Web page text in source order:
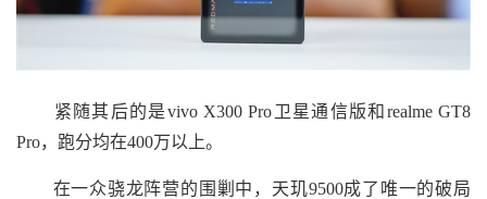
紧随其后的是vivo X300 Pro卫星通信版和realme GT8
Pro，跑分均在400万以上。
在一众骁龙阵营的围剿中，天玑9500成了唯一的破局